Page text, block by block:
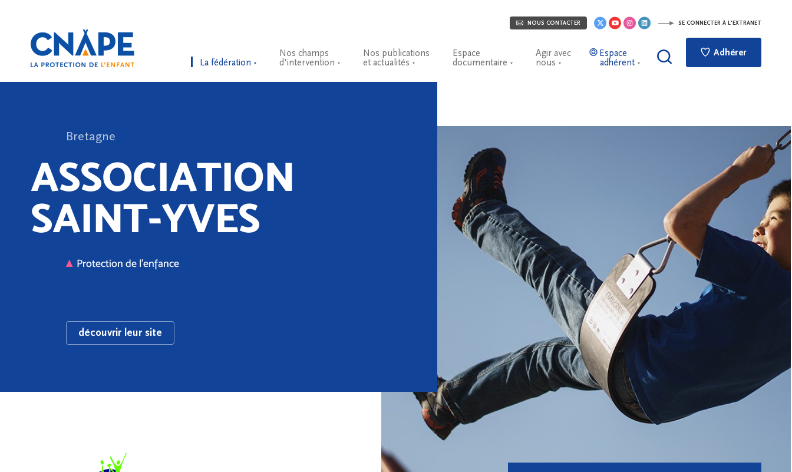
NOUS CONTACTER SE CONNECTER À L'EXTRANET
La fédération
Nos champs
d'intervention
Nos publications
et actualités
Espace
documentaire
Agir avec
nous
Espace
adhérent
Adhérer
Bretagne
ASSOCIATION
SAINT-YVES
Protection de l'enfance
découvrir leur site